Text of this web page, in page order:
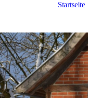
Startseite